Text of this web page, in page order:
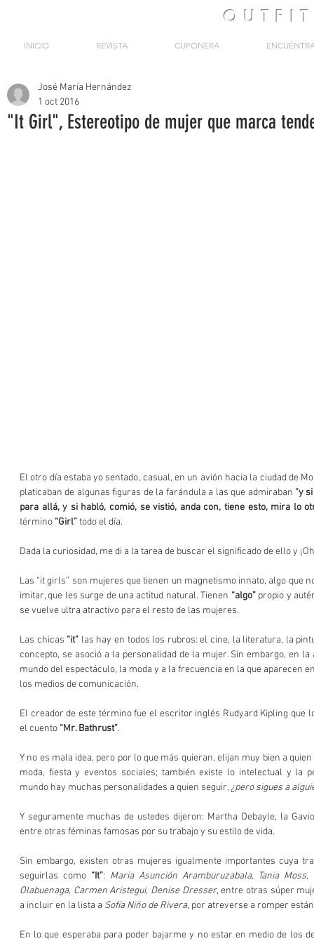
OUTFIT
INICIO REVISTA CUPONERA
"It Girl", Estereotipo de mujer que marca
José María Hernández
1 oct 2016
El otro día estaba yo sentado, casual, en un avión hacia la ciudad de
platicaban de algunas figuras de la farándula a las que admiraban “y
para allá, y si habló, comió, se vistió, anda con, tiene esto, mira lo
término “Girl” todo el día.
Dada la curiosidad, me di a la tarea de buscar el significado de ello y
Las “it girls” son mujeres que tienen un magnetismo innato, algo que
imitar, que les surge de una actitud natural. Tienen “algo” propio y
se vuelve ultra atractivo para el resto de las mujeres.
Las chicas “it” las hay en todos los rubros: el cine, la literatura, la
concepto, se asoció a la personalidad de la mujer. Sin embargo, en
mundo del espectáculo, la moda y a la frecuencia en la que aparecen
los medios de comunicación.
El creador de este término fue el escritor inglés Rudyard Kipling que
el cuento “Mr. Bathrust”.
Y no es mala idea, pero por lo que más quieran, elijan muy bien a
moda, fiesta y eventos sociales; también existe lo intelectual y la
mundo hay muchas personalidades a quien seguir, ¿pero sigues a
Y seguramente muchas de ustedes dijeron: Martha Debayle, la
entre otras féminas famosas por su trabajo y su estilo de vida.
Sin embargo, existen otras mujeres igualmente importantes cuya
seguirlas como “It”: María Asunción Aramburuzabala, Tania
Olabuenaga, Carmen Aristegui, Denise Dresser, entre otras súper
a incluir en la lista a Sofía Niño de Rivera, por atreverse a romper
En lo que esperaba para poder bajarme y no estar en medio de los